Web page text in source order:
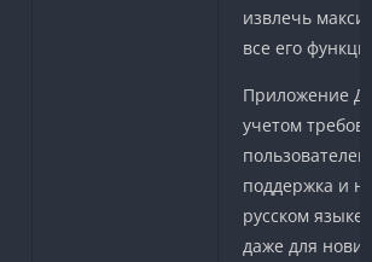
извлечь
все его
Приложение
учетом
поддержка и
русском
даже для